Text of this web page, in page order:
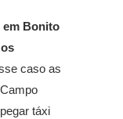
em Bonito
caso as
táxi